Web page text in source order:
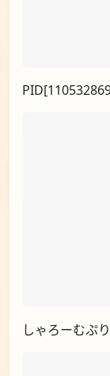
しゃろーむぷ